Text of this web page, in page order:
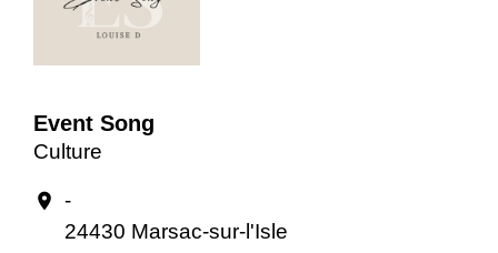
Event Song
Culture
location_on -
24430 Marsac-sur-l'Isle